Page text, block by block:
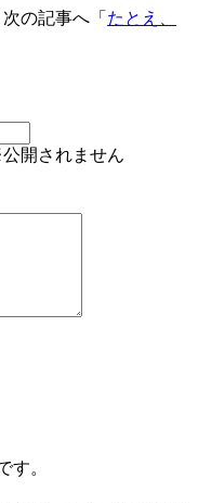
の記事へ「 たとえ、
開されません
す。